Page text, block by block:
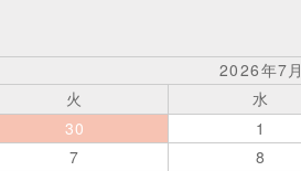
2026年7月
火 水
30 1
7 8